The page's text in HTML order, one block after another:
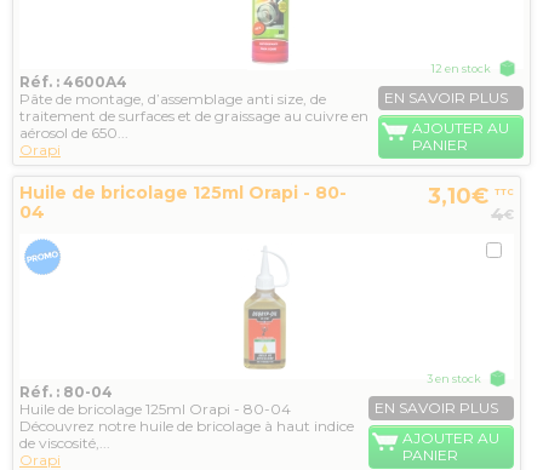
Réf. : 4600A4
Pâte de montage, d’assemblage anti size, de
traitement de surfaces et de graissage au cuivre en
aérosol de 650...
Orapi
12 en stock
EN SAVOIR PLUS
AJOUTER AU
PANIER
Huile de bricolage 125ml Orapi - 80-
04
3,10€ TTC
4€
Réf. : 80-04
Huile de bricolage 125ml Orapi - 80-04
Découvrez notre huile de bricolage à haut indice
de viscosité,...
Orapi
3 en stock
EN SAVOIR PLUS
AJOUTER AU
PANIER